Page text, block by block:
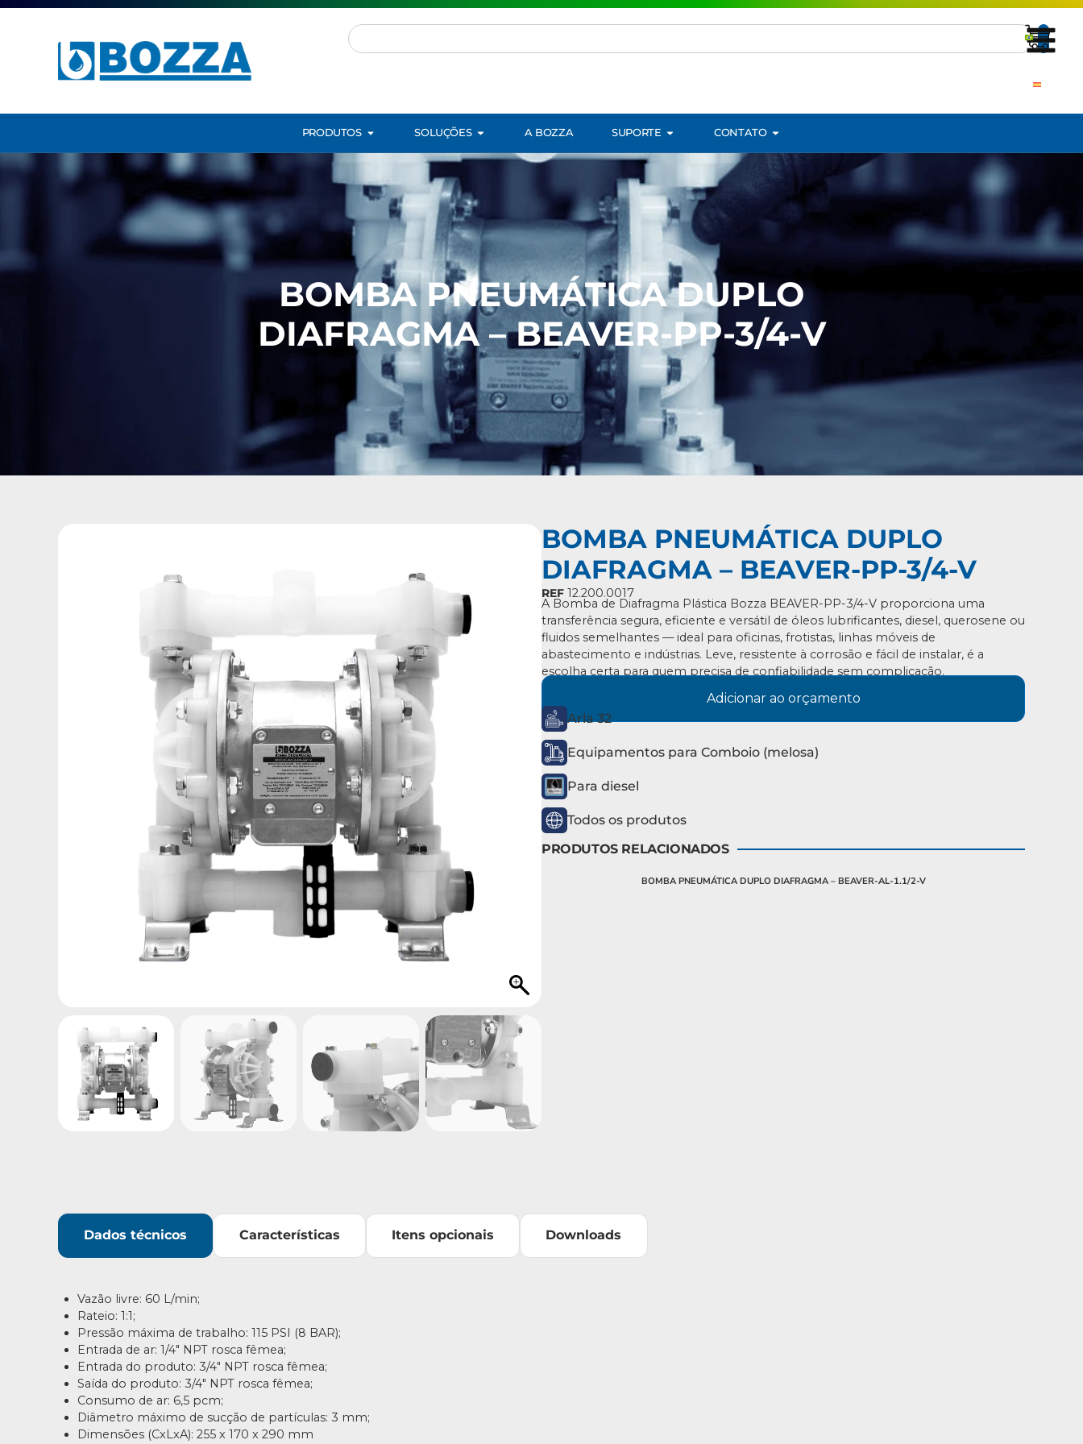
PRODUTOS SOLUÇÕES A BOZZA SUPORTE CONTATO
BOMBA PNEUMÁTICA DUPLO
DIAFRAGMA – BEAVER-PP-3/4-V
BOMBA PNEUMÁTICA DUPLO
DIAFRAGMA – BEAVER-PP-3/4-V
REF 12.200.0017
A Bomba de Diafragma Plástica Bozza BEAVER-PP-3/4-V proporciona uma
transferência segura, eficiente e versátil de óleos lubrificantes, diesel, querosene ou
fluidos semelhantes — ideal para oficinas, frotistas, linhas móveis de
abastecimento e indústrias. Leve, resistente à corrosão e fácil de instalar, é a
escolha certa para quem precisa de confiabilidade sem complicação.
Adicionar ao orçamento
Arla 32
Equipamentos para Comboio (melosa)
Para diesel
Todos os produtos
PRODUTOS RELACIONADOS
BOMBA PNEUMÁTICA DUPLO DIAFRAGMA – BEAVER-AL-1.1/2-V
Dados técnicos Características Itens opcionais Downloads
Vazão livre: 60 L/min;
Rateio: 1:1;
Pressão máxima de trabalho: 115 PSI (8 BAR);
Entrada de ar: 1/4″ NPT rosca fêmea;
Entrada do produto: 3/4″ NPT rosca fêmea;
Saída do produto: 3/4″ NPT rosca fêmea;
Consumo de ar: 6,5 pcm;
Diâmetro máximo de sucção de partículas: 3 mm;
Dimensões (CxLxA): 255 x 170 x 290 mm